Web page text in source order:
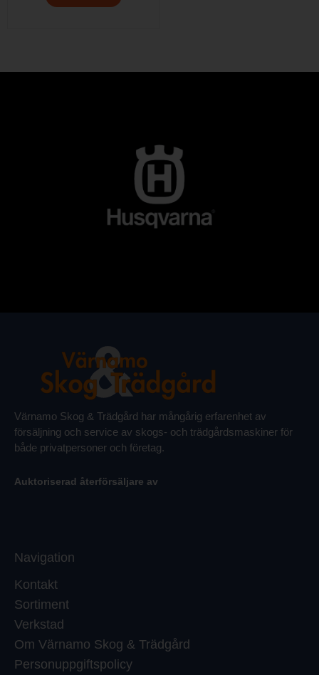
Värnamo Skog & Trädgård har mångårig erfarenhet av
försäljning och service av skogs- och trädgårdsmaskiner för
både privatpersoner och företag.
Auktoriserad återförsäljare av
Navigation
Kontakt
Sortiment
Verkstad
Om Värnamo Skog & Trädgård
Personuppgiftspolicy